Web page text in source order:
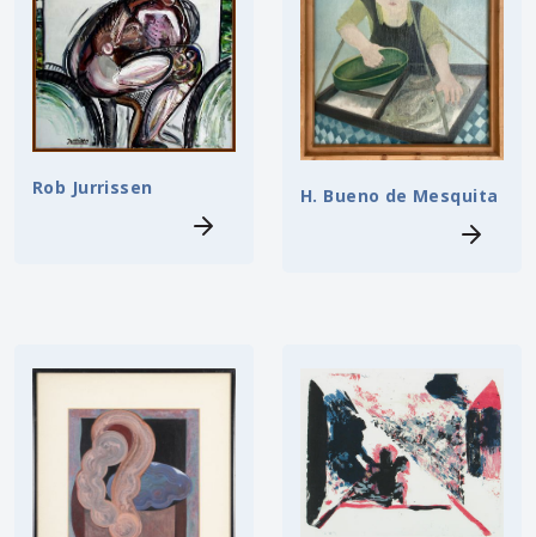
Rob Jurrissen H. Bueno de Mesquita